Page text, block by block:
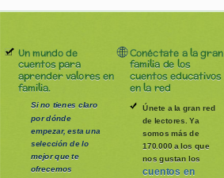
Un mundo de
cuentos para
aprender valores en
familia.
Si no tienes claro
por dónde
empezar, esta una
selección de lo
mejor que te
ofrecemos
Conéctate a la gran
familia de los
cuentos educativos
en la red
Únete a la gran red
de lectores. Ya
somos más de
170.000 a los que
nos gustan los
cuentos en